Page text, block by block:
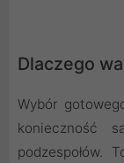
Dlaczego
Wybór
konieczność
podzespołów.